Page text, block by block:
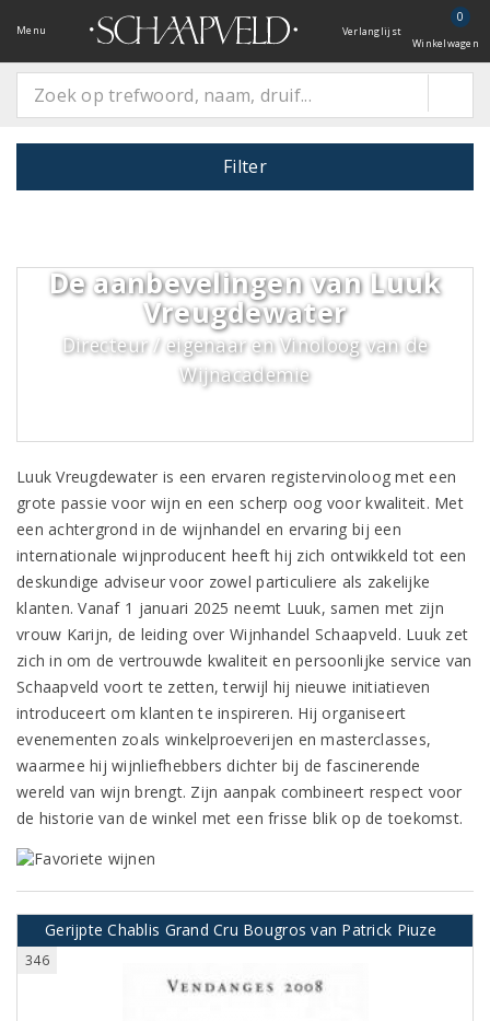
Menu Verlanglijst
0
Winkelwagen
Filter
De aanbevelingen van Luuk
Vreugdewater
Directeur / eigenaar en Vinoloog van de
Wijnacademie
Luuk Vreugdewater is een ervaren registervinoloog met een
grote passie voor wijn en een scherp oog voor kwaliteit. Met
een achtergrond in de wijnhandel en ervaring bij een
internationale wijnproducent heeft hij zich ontwikkeld tot een
deskundige adviseur voor zowel particuliere als zakelijke
klanten. Vanaf 1 januari 2025 neemt Luuk, samen met zijn
vrouw Karijn, de leiding over Wijnhandel Schaapveld. Luuk zet
zich in om de vertrouwde kwaliteit en persoonlijke service van
Schaapveld voort te zetten, terwijl hij nieuwe initiatieven
introduceert om klanten te inspireren. Hij organiseert
evenementen zoals winkelproeverijen en masterclasses,
waarmee hij wijnliefhebbers dichter bij de fascinerende
wereld van wijn brengt. Zijn aanpak combineert respect voor
de historie van de winkel met een frisse blik op de toekomst.
Gerijpte Chablis Grand Cru Bougros van Patrick Piuze
346